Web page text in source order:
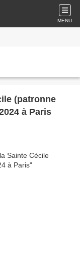
MENU
(patronne
à Paris